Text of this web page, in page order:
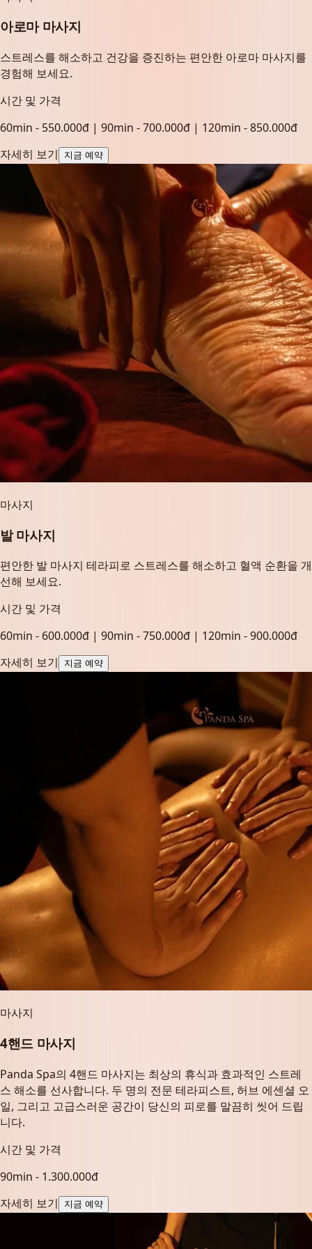
아로마 마사지
스트레스를 해소하고 건강을 증진하는 편안한 아로마 마사지를
경험해 보세요.
시간 및 가격
60min - 550.000đ | 90min - 700.000đ | 120min - 850.000đ
자세히 보기
지금 예약
마사지
발 마사지
편안한 발 마사지 테라피로 스트레스를 해소하고 혈액 순환을 개
선해 보세요.
시간 및 가격
60min - 600.000đ | 90min - 750.000đ | 120min - 900.000đ
자세히 보기
지금 예약
마사지
4핸드 마사지
Panda Spa의 4핸드 마사지는 최상의 휴식과 효과적인 스트레
스 해소를 선사합니다. 두 명의 전문 테라피스트, 허브 에센셜 오
일, 그리고 고급스러운 공간이 당신의 피로를 말끔히 씻어 드립
니다.
시간 및 가격
90min - 1.300.000đ
자세히 보기
지금 예약